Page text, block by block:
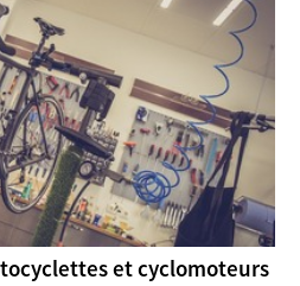
et cyclomoteurs